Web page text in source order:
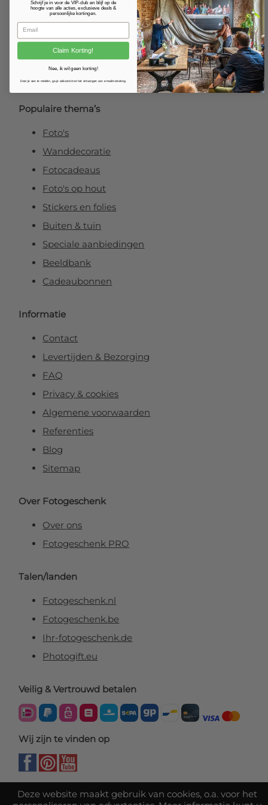
Deze website maakt gebruik van cookies, o.a. voor het
Foto verlijmd op dibond
Foto op plexibond
Fineart prints
Populaire thema’s
Foto's
Wanddecoratie
Fotocadeaus
Foto's op hout
Stickers en folies
Buiten & tuin
Speciale aanbiedingen
Beeldbank
Cadeaubonnen
Informatie
Contact
Levertijden & Bezorging
FAQ
Privacy & cookies
Algemene voorwaarden
Referenties
Blog
Sitemap
Over Fotogeschenk
Over ons
Fotogeschenk PRO
Talen/landen
Fotogeschenk.nl
Fotogeschenk.be
Ihr-fotogeschenk.de
Photogift.eu
Veilig & Vertrouwd betalen
Wij zijn te vinden op
Schrijf je in voor de VIP-club en blijf op de
hoogte van alle acties, exclusieve deals &
persoonlijke kortingen.
Claim Korting!
Nee, ik wil geen korting!
Door je aan te melden, ga je akkoord met het ontvangen van e-mailmarketing.